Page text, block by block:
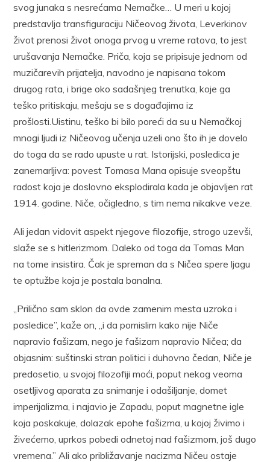
svog junaka s nesrećama Nemačke… U meri u kojoj
predstavlja transfiguraciju Ničeovog života, Leverkinov
život prenosi život onoga prvog u vreme ratova, to jest
urušavanja Nemačke. Priča, koja se pripisuje jednom od
muzičarevih prijatelja, navodno je napisana tokom
drugog rata, i brige oko sadašnjeg trenutka, koje ga
teško pritiskaju, mešaju se s događajima iz
prošlosti.Uistinu, teško bi bilo poreći da su u Nemačkoj
mnogi ljudi iz Ničeovog učenja uzeli ono što ih je dovelo
do toga da se rado upuste u rat. Istorijski, posledica je
zanemarljiva: povest Tomasa Mana opisuje sveopštu
radost koja je doslovno eksplodirala kada je objavljen rat
1914. godine. Niče, očigledno, s tim nema nikakve veze.
Ali jedan vidovit aspekt njegove filozofije, strogo uzevši,
slaže se s hitlerizmom. Daleko od toga da Tomas Man
na tome insistira. Čak je spreman da s Ničea spere ljagu
te optužbe koja je postala banalna.
„Prilično sam sklon da ovde zamenim mesta uzroka i
posledice”, kaže on, „i da pomislim kako nije Niče
napravio fašizam, nego je fašizam napravio Ničea; da
objasnim: suštinski stran politici i duhovno čedan, Niče je
predosetio, u svojoj filozofiji moći, poput nekog veoma
osetljivog aparata za snimanje i odašiljanje, domet
imperijalizma, i najavio je Zapadu, poput magnetne igle
koja poskakuje, dolazak epohe fašizma, u kojoj živimo i
živećemo, uprkos pobedi odnetoj nad fašizmom, još dugo
vremena.” Ali ako približavanje nacizma Ničeu ostaje